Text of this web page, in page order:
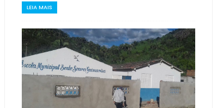
LEIA MAIS